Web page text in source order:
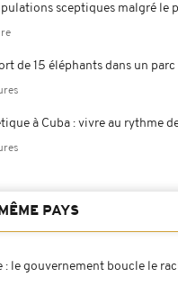
sceptiques malgré le
de 15 éléphants dans un
à Cuba : vivre au rythme
PAYS
: le gouvernement boucle le